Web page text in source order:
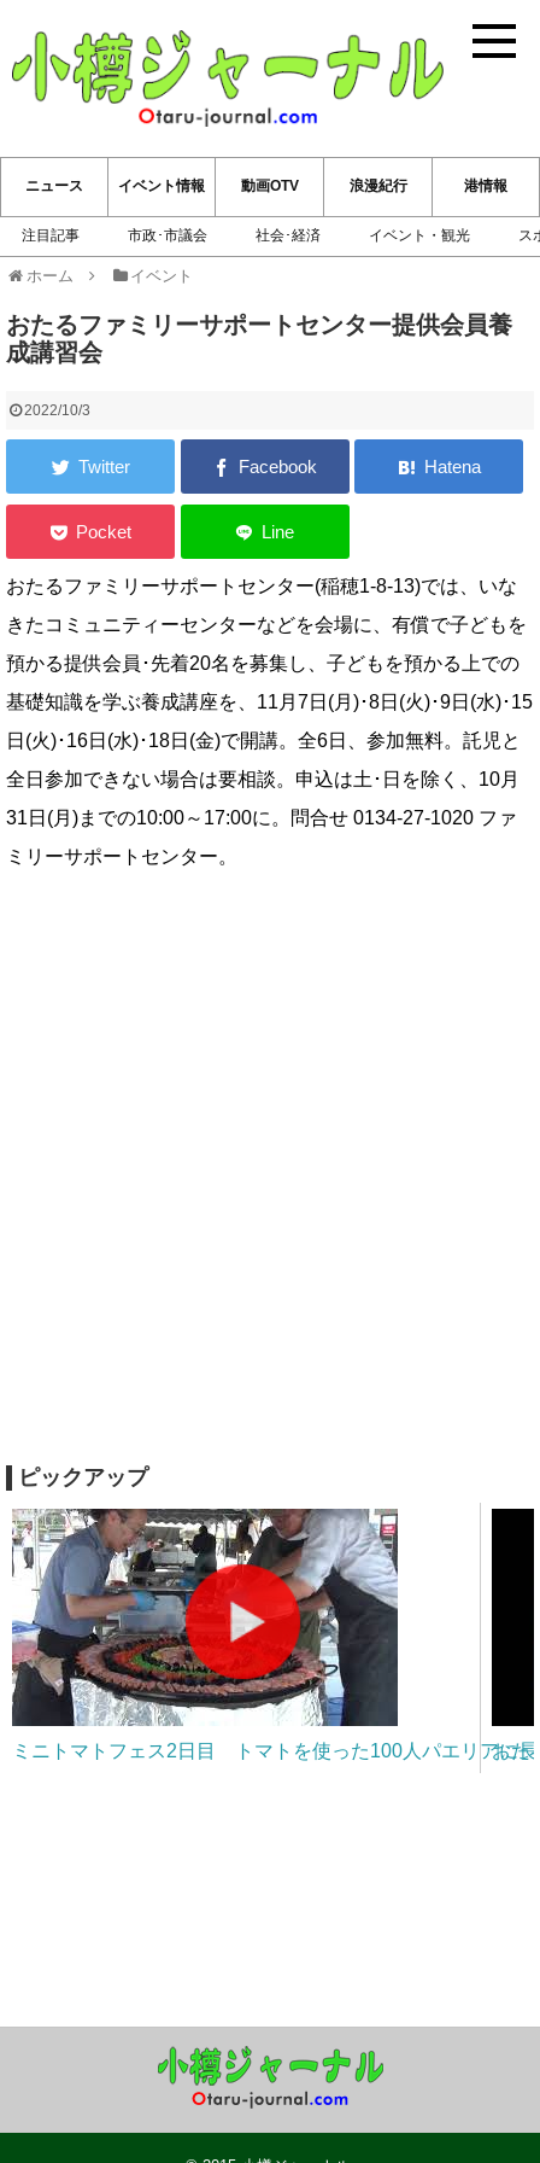
小樽ジ
ニュース
注目記事 市政･市議会 社会･経済 イベント・観光 ス
イベント情報 動画OTV 浪漫紀行 港情報
ホーム イベント
おたるファミリーサポートセンター提供会員養
成講習会
2022/10/3
おたるファミリーサポートセンター(稲穂1-8-13)では、いな
きたコミュニティーセンターなどを会場に、有償で子どもを
預かる提供会員･先着20名を募集し、子どもを預かる上での
基礎知識を学ぶ養成講座を、11月7日(月)･8日(火)･9日(水)･15
日(火)･16日(水)･18日(金)で開講。全6日、参加無料。託児と
全日参加できない場合は要相談。申込は土･日を除く、10月
31日(月)までの10:00～17:00に。問合せ 0134-27-1020 ファ
ミリーサポートセンター。
ピックアップ
ミニトマトフェス2日目 トマトを使った100人パエリアに
おた